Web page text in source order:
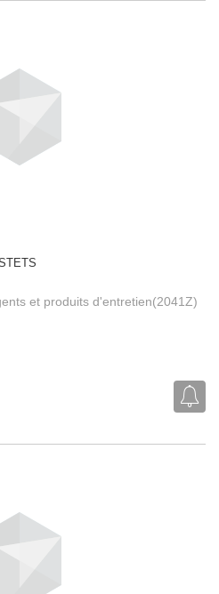
et produits d'entretien(2041Z)